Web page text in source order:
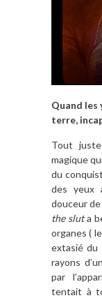
Quand les
terre,
Tout
magique
du
des yeux
douceur de
the sluta
organes (
extasié du
rayons
par
tentait à